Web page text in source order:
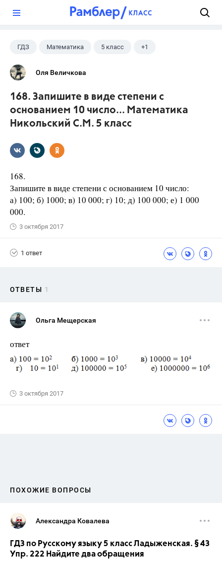
ГДЗ Математика 5 класс +1
Никольский С.М.
Оля Величкова
168. Запишите в виде степени с
основанием 10 число... Математика
Никольский С.М. 5 класс
168.
Запишите в виде степени с основанием 10 число:
а) 100; б) 1000; в) 10 000; г) 10; д) 100 000; е) 1 000
000.
3 октября 2017
1 ответ
ОТВЕТЫ 1
Ольга Мещерская
ответ
3 октября 2017
ПОХОЖИЕ ВОПРОСЫ
Александра Ковалева
ГДЗ по Русскому языку 5 класс Ладыженская. § 43
Упр. 222 Найдите два обращения